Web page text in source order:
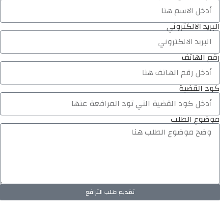
البريد الالكتروني
رقم الهاتف
كود القضية
موضوع الطلب
تقديم طلب الترافع